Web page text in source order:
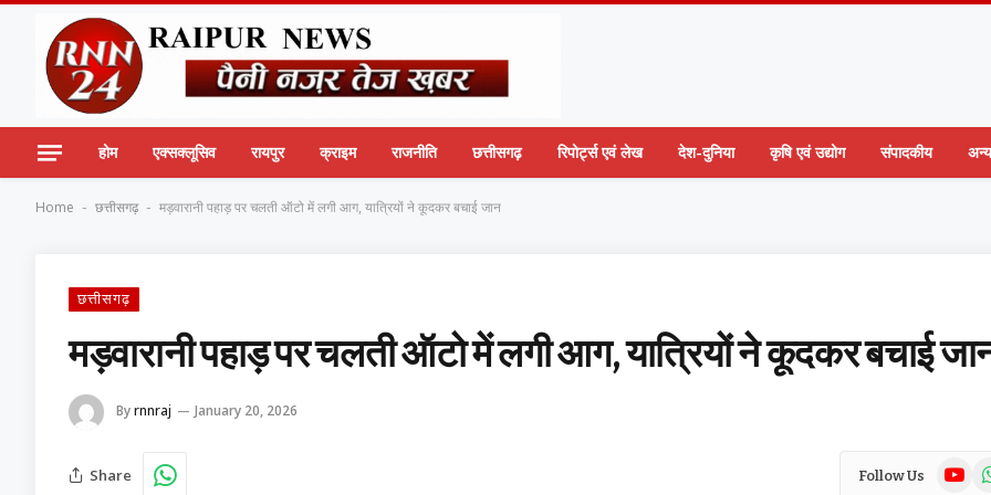
होम एक्सक्लूसिव रायपुर क्राइम राजनीति छत्तीसगढ़ रिपोर्ट्स एवं लेख देश-दुनिया कृषि एवं उद्योग संपादकीय अन्य
Home - छत्तीसगढ़ - मड़वारानी पहाड़ पर चलती ऑटो में लगी आग, यात्रियों ने कूदकर बचाई जान
छत्तीसगढ़
मड़वारानी पहाड़ पर चलती ऑटो में लगी आग, यात्रियों ने कूदकर बचाई
Byrnnraj January 20, 2026
Share Follow Us